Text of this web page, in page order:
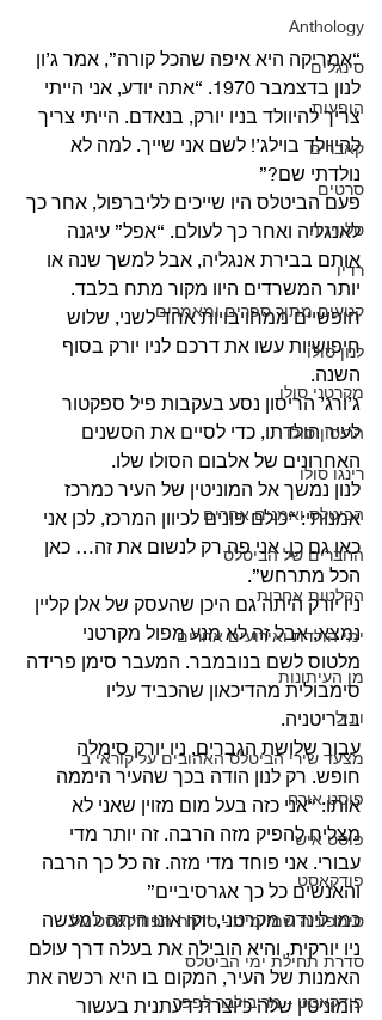
Anthology
סינגלים
הופעות
קאברים
סרטים
טלוויזיה
רדיו
קטעים מתוך ספרים ומאמרים
לנון סולו
מקרטני סולו
הריסון סולו
רינגו סולו
הביטלס ואמנים אחרים
החברים של הביטלס
הקלטות אחרות
ימי הולדת ואירועים אחרים
מן העיתונות
ויניל
מצעד שירי הביטלס האהובים על קוראי ב
פוסט אורח
פוסט אישי
פודקאסט
סימפוניה שמיימית - סדרת הפודקאסט על
סדרת תחילת ימי הביטלס
פודקאסט - מריבולבר לפפר
“אמריקה היא איפה שהכל קורה”, אמר ג’ון
לנון בדצמבר 1970. “אתה יודע, אני הייתי
צריך להיוולד בניו יורק, בנאדם. הייתי צריך
להיוולד בוילג’! לשם אני שייך. למה לא
נולדתי שם?”
פעם הביטלס היו שייכים לליברפול, אחר כך
לאנגליה ואחר כך לעולם. “אפל” עיגנה
אותם בבירת אנגליה, אבל למשך שנה או
יותר המשרדים היוו מקור מתח בלבד.
חופשיים ממחויבויות אחד לשני, שלוש
חיפושיות עשו את דרכם לניו יורק בסוף
השנה.
ג’ורג’ הריסון נסע בעקבות פיל ספקטור
לעיר הולדתו, כדי לסיים את הסשנים
האחרונים של אלבום הסולו שלו.
לנון נמשך אל המוניטין של העיר כמרכז
אמנותי: “כולם פונים לכיוון המרכז, לכן אני
כאן גם כן. אני פה רק לנשום את זה… כאן
הכל מתרחש”.
ניו יורק היתה גם היכן שהעסק של אלן קליין
נמצא, אבל זה לא מנע מפול מקרטני
מלטוס לשם בנובמבר. המעבר סימן פרידה
סימבולית מהדיכאון שהכביד עליו
בבריטניה.
עבור שלושת הגברים, ניו יורק סימלה
חופש. רק לנון הודה בכך שהעיר היממה
אותו: “אני כזה בעל מום מזוין שאני לא
מצליח להפיק מזה הרבה. זה יותר מדי
עבורי. אני פוחד מדי מזה. זה כל כך הרבה
והאנשים כל כך אגרסיביים”
כמו לינדה מקרטני, יוקו אונו היתה למעשה
ניו יורקית, והיא הובילה את בעלה דרך עולם
האמנות של העיר, המקום בו היא רכשה את
המוניטין שלה כיוצרת דעתנית בעשור